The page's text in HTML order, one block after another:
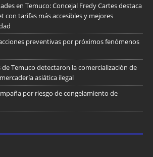
en Temuco: Concejal Fredy Cartes destaca
con tarifas más accesibles y mejores
preventivas por próximos fenómenos
Temuco detectaron la comercialización de
asiática ilegal
por riesgo de congelamiento de